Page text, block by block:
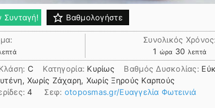
Συνταγή! Βαθμολογήστε
Συνολικός Χρόνος:
1 ώρα
ώρα 30 λεπτά
λεπτά
C Κατηγορία: Κυρίως Βαθμός Δυσκολίας:
Χωρίς Ζάχαρη, Χωρίς Ξηρούς Καρπούς
4 Σεφ: otoposmas.gr/Ευαγγελία Φωτεινιά